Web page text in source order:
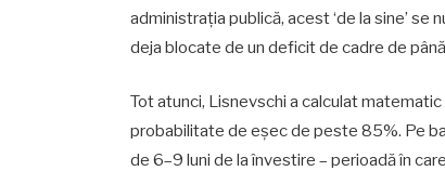
administrația publică, acest ‘de la sine’ se
deja blocate de un deficit de cadre de
Tot atunci, Lisnevschi a calculat
probabilitate de eșec de peste 85%. Pe
de 6–9 luni de la învestire – perioadă în